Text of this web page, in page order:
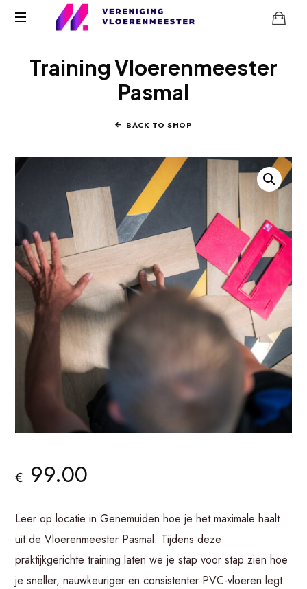
Training Vloerenmeester
Pasmal
BACK TO SHOP
€ 99.00
Leer op locatie in Genemuiden hoe je het maximale haalt
uit de Vloerenmeester Pasmal. Tijdens deze
praktijkgerichte training laten we je stap voor stap zien hoe
je sneller, nauwkeuriger en consistenter PVC-vloeren legt